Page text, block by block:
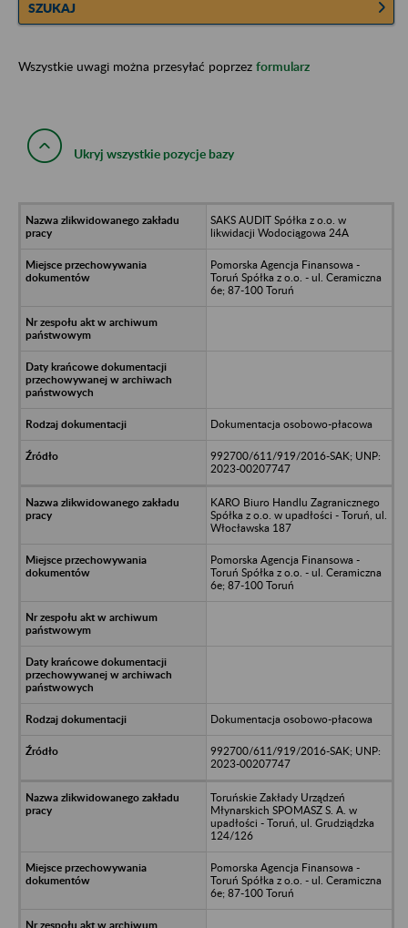
SZUKAJ
Wszystkie uwagi można przesyłać poprzez formularz
Ukryj wszystkie pozycje bazy
SAKS AUDIT Spółka z o.o. w
likwidacji Wodociągowa 24A
Pomorska Agencja Finansowa -
Toruń Spółka z o.o. - ul. Ceramiczna
6e; 87-100 Toruń
Dokumentacja osobowo-płacowa
992700/611/919/2016-SAK; UNP:
2023-00207747
KARO Biuro Handlu Zagranicznego
Spółka z o.o. w upadłości - Toruń, ul.
Włocławska 187
Pomorska Agencja Finansowa -
Toruń Spółka z o.o. - ul. Ceramiczna
6e; 87-100 Toruń
Dokumentacja osobowo-płacowa
992700/611/919/2016-SAK; UNP:
2023-00207747
Toruńskie Zakłady Urządzeń
Młynarskich SPOMASZ S. A. w
upadłości - Toruń, ul. Grudziądzka
124/126
Pomorska Agencja Finansowa -
Toruń Spółka z o.o. - ul. Ceramiczna
6e; 87-100 Toruń